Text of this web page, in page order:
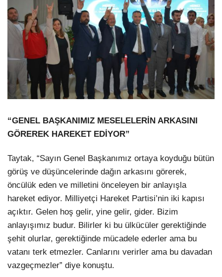
“GENEL BAŞKANIMIZ MESELELERİN ARKASINI
GÖREREK HAREKET EDİYOR”
Taytak, “Sayın Genel Başkanımız ortaya koyduğu bütün
görüş ve düşüncelerinde dağın arkasını görerek,
öncülük eden ve milletini önceleyen bir anlayışla
hareket ediyor. Milliyetçi Hareket Partisi’nin iki kapısı
açıktır. Gelen hoş gelir, yine gelir, gider. Bizim
anlayışımız budur. Bilirler ki bu ülkücüler gerektiğinde
şehit olurlar, gerektiğinde mücadele ederler ama bu
vatanı terk etmezler. Canlarını verirler ama bu davadan
vazgeçmezler” diye konuştu.